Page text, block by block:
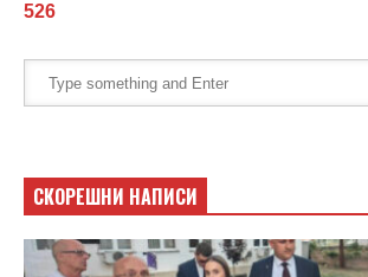
526
СКОРЕШНИ НАПИСИ